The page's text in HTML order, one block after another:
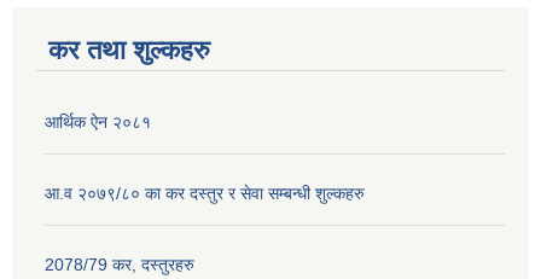
कर तथा शुल्कहरु
आर्थिक ऐन २०८१
आ.व २०७९/८० का कर दस्तुर र सेवा सम्बन्धी शुल्कहरु
2078/79 कर, दस्तुरहरु